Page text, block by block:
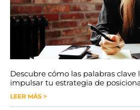
Descubre cómo las palabras
impulsar tu estrategia de
LEER MÁS >